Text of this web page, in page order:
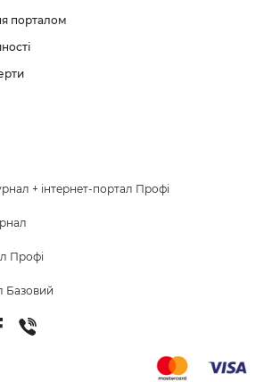
порталом
+ інтернет-портал Профі
Профі
Базовий